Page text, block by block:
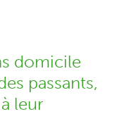
domicile
passants,
leur